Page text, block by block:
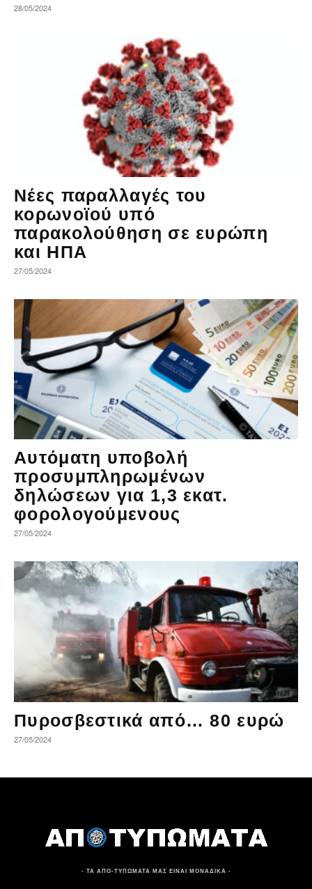
28/05/2024
Νέες παραλλαγές του
κορωνοϊού υπό
παρακολούθηση σε ευρώπη
και ΗΠΑ
27/05/2024
Αυτόματη υποβολή
προσυμπληρωμένων
δηλώσεων για 1,3 εκατ.
φορολογούμενους
27/05/2024
Πυροσβεστικά από… 80 ευρώ
27/05/2024
- ΤΑ ΑΠΟ-ΤΥΠΩΜΑΤΑ ΜΑΣ ΕΙΝΑΙ ΜΟΝΑΔΙΚΑ -